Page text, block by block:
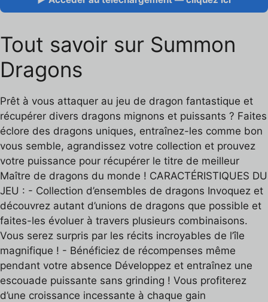
Tout savoir sur Summon
Dragons
Prêt à vous attaquer au jeu de dragon fantastique et
récupérer divers dragons mignons et puissants ? Faites
éclore des dragons uniques, entraînez-les comme bon
vous semble, agrandissez votre collection et prouvez
votre puissance pour récupérer le titre de meilleur
Maître de dragons du monde ! CARACTÉRISTIQUES DU
JEU : - Collection d’ensembles de dragons Invoquez et
découvrez autant d’unions de dragons que possible et
faites-les évoluer à travers plusieurs combinaisons.
Vous serez surpris par les récits incroyables de l’île
magnifique ! - Bénéficiez de récompenses même
pendant votre absence Développez et entraînez une
escouade puissante sans grinding ! Vous profiterez
d’une croissance incessante à chaque gain